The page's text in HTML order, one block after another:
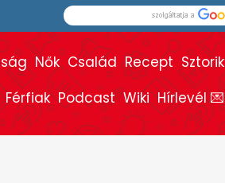
Nők Család Recept Sztorik
Férfiak Podcast Wiki Hírlevél 💌